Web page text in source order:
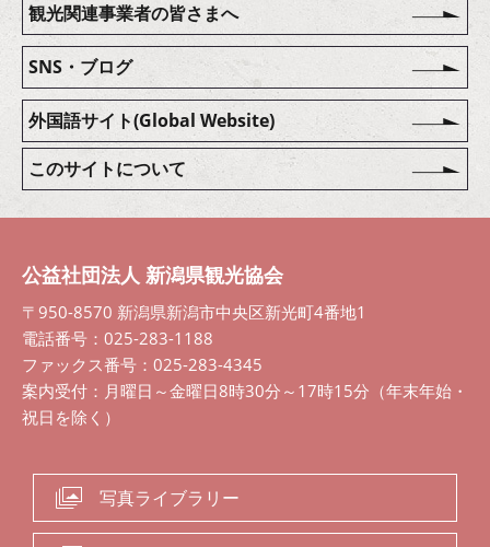
観光関連事業者の皆さまへ
SNS・ブログ
外国語サイト(Global Website)
このサイトについて
公益社団法人 新潟県観光協会
〒950-8570 新潟県新潟市中央区新光町4番地1
電話番号：025-283-1188
ファックス番号：025-283-4345
案内受付：月曜日～金曜日8時30分～17時15分（年末年始・
祝日を除く）
写真ライブラリー